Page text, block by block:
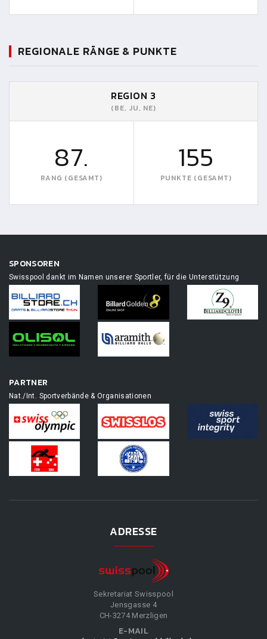
REGIONALE RÄNGE & PUNKTE
REGION 3
(BE, JU, NE)
87.
RANG (GESAMT)
155
PUNKTE (GESAMT)
SPONSOREN
Swisspool dankt im Namen unserer Sportler, für die Unterstützung
PARTNER
Nat./Int. Sportverbände & Organisationen
ADRESSE
Sekretariat Swisspool
Jensgasse 4
CH-3274 Merzligen
E-MAIL